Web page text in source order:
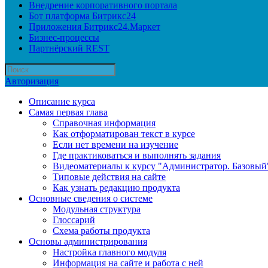
Внедрение корпоративного портала
Бот платформа Битрикс24
Приложения Битрикс24.Маркет
Бизнес-процессы
Партнёрский REST
Авторизация
Описание курса
Самая первая глава
Справочная информация
Как отформатирован текст в курсе
Если нет времени на изучение
Где практиковаться и выполнять задания
Видеоматериалы к курсу "Администратор.
Типовые действия на сайте
Как узнать редакцию продукта
Основные сведения о системе
Модульная структура
Глоссарий
Схема работы продукта
Основы администрирования
Настройка главного модуля
Информация на сайте и работа с ней